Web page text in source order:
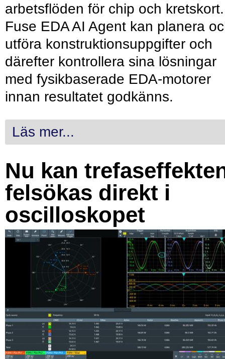
arbetsflöden för chip och kretskort.
Fuse EDA AI Agent kan planera
utföra konstruktionsuppgifter och
därefter kontrollera sina lösningar
med fysikbaserade EDA-motorer
innan resultatet godkänns.
Läs mer...
Nu kan
felsökas direkt i
oscilloskopet